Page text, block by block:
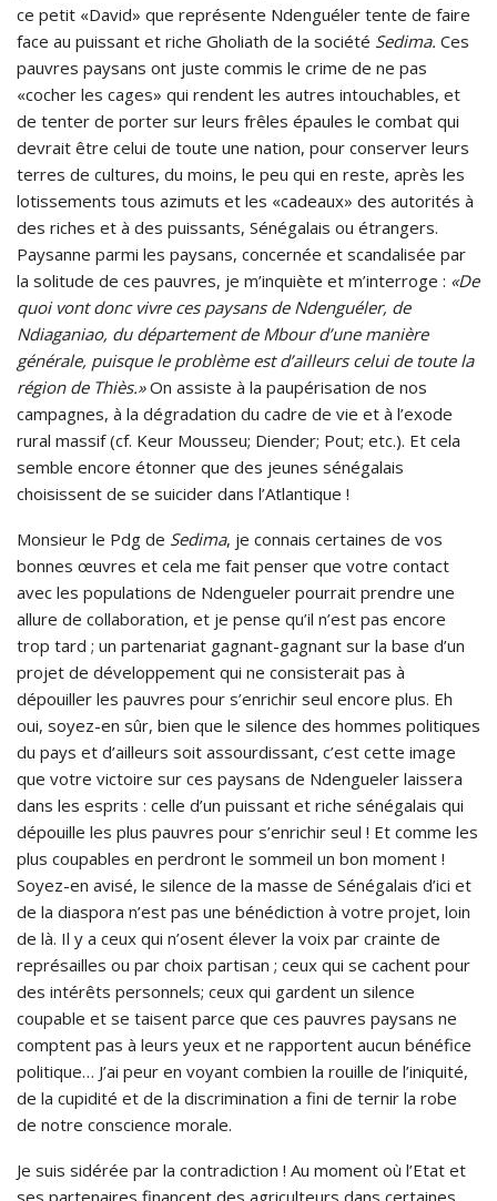
ce petit «David» que représente Ndenguéler tente de faire
face au puissant et riche Gholiath de la société Sedima. Ces
pauvres paysans ont juste commis le crime de ne pas
«cocher les cages» qui rendent les autres intouchables, et
de tenter de porter sur leurs frêles épaules le combat qui
devrait être celui de toute une nation, pour conserver leurs
terres de cultures, du moins, le peu qui en reste, après les
lotissements tous azimuts et les «cadeaux» des autorités à
des riches et à des puissants, Sénégalais ou étrangers.
Paysanne parmi les paysans, concernée et scandalisée par
la solitude de ces pauvres, je m’inquiète et m’interroge : «De
quoi vont donc vivre ces paysans de Ndenguéler, de
Ndiaganiao, du département de Mbour d’une manière
générale, puisque le problème est d’ailleurs celui de toute la
région de Thiès.»On assiste à la paupérisation de nos
campagnes, à la dégradation du cadre de vie et à l’exode
rural massif (cf. Keur Mousseu; Diender; Pout; etc.). Et cela
semble encore étonner que des jeunes sénégalais
choisissent de se suicider dans l’Atlantique !
Monsieur le Pdg de Sedima, je connais certaines de vos
bonnes œuvres et cela me fait penser que votre contact
avec les populations de Ndengueler pourrait prendre une
allure de collaboration, et je pense qu’il n’est pas encore
trop tard ; un partenariat gagnant-gagnant sur la base d’un
projet de développement qui ne consisterait pas à
dépouiller les pauvres pour s’enrichir seul encore plus. Eh
oui, soyez-en sûr, bien que le silence des hommes politiques
du pays et d’ailleurs soit assourdissant, c’est cette image
que votre victoire sur ces paysans de Ndengueler laissera
dans les esprits : celle d’un puissant et riche sénégalais qui
dépouille les plus pauvres pour s’enrichir seul ! Et comme les
plus coupables en perdront le sommeil un bon moment !
Soyez-en avisé, le silence de la masse de Sénégalais d’ici et
de la diaspora n’est pas une bénédiction à votre projet, loin
de là. Il y a ceux qui n’osent élever la voix par crainte de
représailles ou par choix partisan ; ceux qui se cachent pour
des intérêts personnels; ceux qui gardent un silence
coupable et se taisent parce que ces pauvres paysans ne
comptent pas à leurs yeux et ne rapportent aucun bénéfice
politique… J’ai peur en voyant combien la rouille de l’iniquité,
de la cupidité et de la discrimination a fini de ternir la robe
de notre conscience morale.
Je suis sidérée par la contradiction ! Au moment où l’Etat et
ses partenaires financent des agriculteurs dans certaines